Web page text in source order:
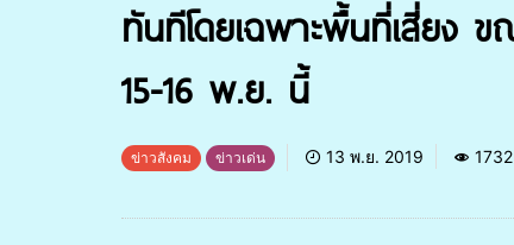
ทันทีโดยเฉพาะพื้นที่เสี่ยง
15-16 พ.ย. นี้
ข่าวสังคม ข่าวเด่น 13 พ.ย. 2019 1732